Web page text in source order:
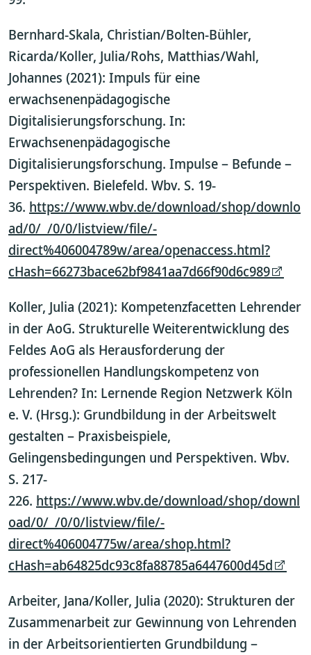
Bernhard-Skala, Christian/Bolten-Bühler,
Ricarda/Koller, Julia/Rohs, Matthias/Wahl,
Johannes (2021): Impuls für eine
erwachsenenpädagogische
Digitalisierungsforschung. In:
Erwachsenenpädagogische
Digitalisierungsforschung. Impulse – Befunde –
Perspektiven. Bielefeld. Wbv. S. 19-
36. https://www.wbv.de/download/shop/downlo
ad/0/_/0/0/listview/file/-
direct%406004789w/area/openaccess.html?
cHash=66273bace62bf9841aa7d66f90d6c989
Koller, Julia (2021): Kompetenzfacetten Lehrender
in der AoG. Strukturelle Weiterentwicklung des
Feldes AoG als Herausforderung der
professionellen Handlungskompetenz von
Lehrenden? In: Lernende Region Netzwerk Köln
e. V. (Hrsg.): Grundbildung in der Arbeitswelt
gestalten – Praxisbeispiele,
Gelingensbedingungen und Perspektiven. Wbv.
S. 217-
226. https://www.wbv.de/download/shop/downl
oad/0/_/0/0/listview/file/-
direct%406004775w/area/shop.html?
cHash=ab64825dc93c8fa88785a6447600d45d
Arbeiter, Jana/Koller, Julia (2020): Strukturen der
Zusammenarbeit zur Gewinnung von Lehrenden
in der Arbeitsorientierten Grundbildung –